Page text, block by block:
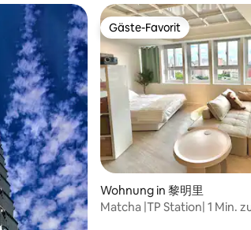
Gäste-Favorit
Gäste-Favorit
Wohnung in 黎明里
Matcha |TP Station| 1 Min.